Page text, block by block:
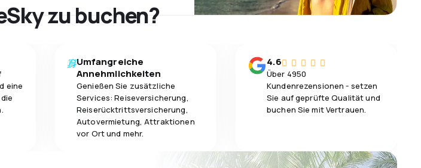
zu buchen?
eine
Umfangreiche
Annehmlichkeiten
Genießen Sie zusätzliche
Services: Reiseversicherung,
Reiserücktrittsversicherung,
Autovermietung, Attraktionen
vor Ort und mehr.
4.6
Über 4950
Kundenrezensionen - setzen
Sie auf geprüfte Qualität und
buchen Sie mit Vertrauen.